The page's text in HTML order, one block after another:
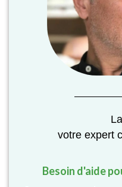
votre expert
Besoin d'aide